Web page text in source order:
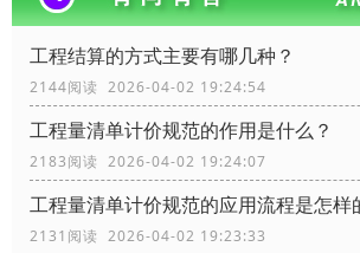
工程结算的方式主要有哪几种？
2144阅读 2026-04-02 19:24:54
工程量清单计价规范的作用是什么？
2183阅读 2026-04-02 19:24:07
工程量清单计价规范的应用流程是怎样
2131阅读 2026-04-02 19:23:33